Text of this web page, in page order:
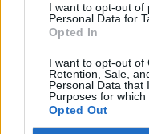
I want to opt-out of
Personal Data for
Opted In
I want to opt-out of
Retention, Sale,
Personal Data that
Purposes for which
Opted Out
A régi
AGRÁRIUM
Börzsey Barbara 6